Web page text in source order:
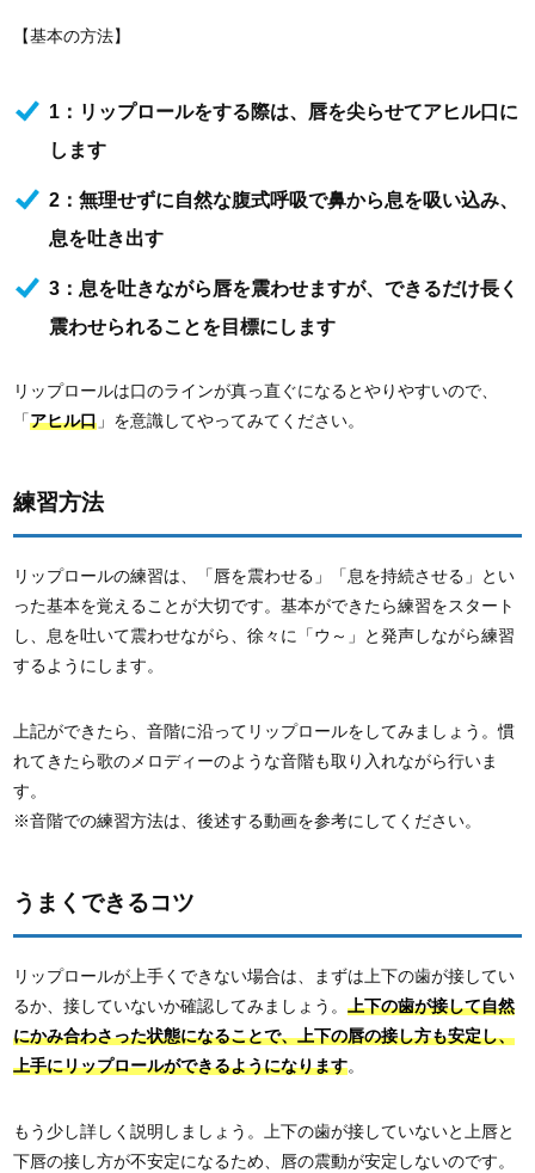
【基本の方法】
1：リップロールをする際は、唇を尖らせてアヒル口に
します
2：無理せずに自然な腹式呼吸で鼻から息を吸い込み、
息を吐き出す
3：息を吐きながら唇を震わせますが、できるだけ長く
震わせられることを目標にします
リップロールは口のラインが真っ直ぐになるとやりやすいので、
「アヒル口 」を意識してやってみてください。
練習方法
リップロールの練習は、「唇を震わせる」「息を持続させる」とい
った基本を覚えることが大切です。基本ができたら練習をスタート
し、息を吐いて震わせながら、徐々に「ウ～」と発声しながら練習
するようにします。
上記ができたら、音階に沿ってリップロールをしてみましょう。慣
れてきたら歌のメロディーのような音階も取り入れながら行いま
す。
※音階での練習方法は、後述する動画を参考にしてください。
うまくできるコツ
リップロールが上手くできない場合は、まずは上下の歯が接してい
るか、接していないか確認してみましょう。上下の歯が接して自然
にかみ合わさった状態になることで、上下の唇の接し方も安定し、
上手にリップロールができるようになります。
もう少し詳しく説明しましょう。上下の歯が接していないと上唇と
下唇の接し方が不安定になるため、唇の震動が安定しないのです。